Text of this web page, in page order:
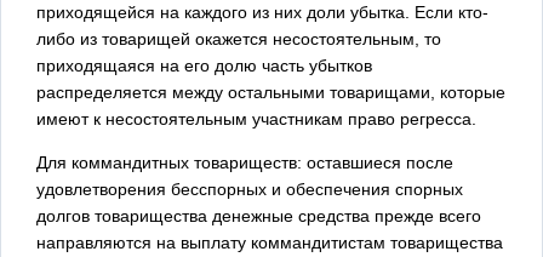
приходящейся на каждого из них доли убытка. Если кто-
либо из товарищей окажется несостоятельным, то
приходящаяся на его долю часть убытков
распределяется между остальными товарищами, которые
имеют к несостоятельным участникам право регресса.
Для коммандитных товариществ: оставшиеся после
удовлетворения бесспорных и обеспечения спорных
долгов товарищества денежные средства прежде всего
направляются на выплату коммандитистам товарищества